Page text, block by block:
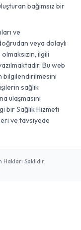
bağımsız bir
ve
veya dolaylı
ilgili
Bu web
bilgilendirilmesini
sağlık
ulaşmasını
bir Sağlık Hizmeti
ve tavsiyede
Saklıdır.